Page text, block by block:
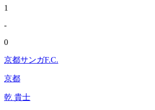
1
-
0
京都サンガF.C.
京都
乾 貴士